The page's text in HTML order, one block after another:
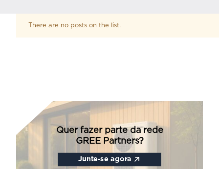
There are no posts on the list.
Junte-se agora
Quer fazer parte da rede
GREE Partners?